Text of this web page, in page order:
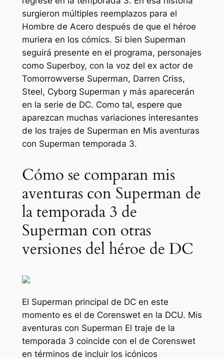
surgieron múltiples reemplazos para el
Hombre de Acero después de que el héroe
muriera en los cómics. Si bien Superman
seguirá presente en el programa, personajes
como Superboy, con la voz del ex actor de
Tomorrowverse Superman, Darren Criss,
Steel, Cyborg Superman y más aparecerán
en la serie de DC. Como tal, espere que
aparezcan muchas variaciones interesantes
de los trajes de Superman en Mis aventuras
con Superman temporada 3.
Cómo se comparan mis
aventuras con Superman de
la temporada 3 de
Superman con otras
versiones del héroe de DC
El Superman principal de DC en este
momento es el de Corenswet en la DCU. Mis
aventuras con Superman El traje de la
temporada 3 coincide con el de Corenswet
en términos de incluir los icónicos